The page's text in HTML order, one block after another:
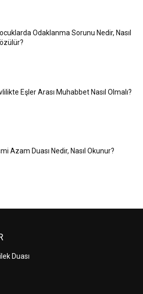
Odaklanma Sorunu Nedir, Nasıl
Eşler Arası Muhabbet Nasıl Olmalı?
Azam Duası Nedir, Nasıl Okunur?
Duası